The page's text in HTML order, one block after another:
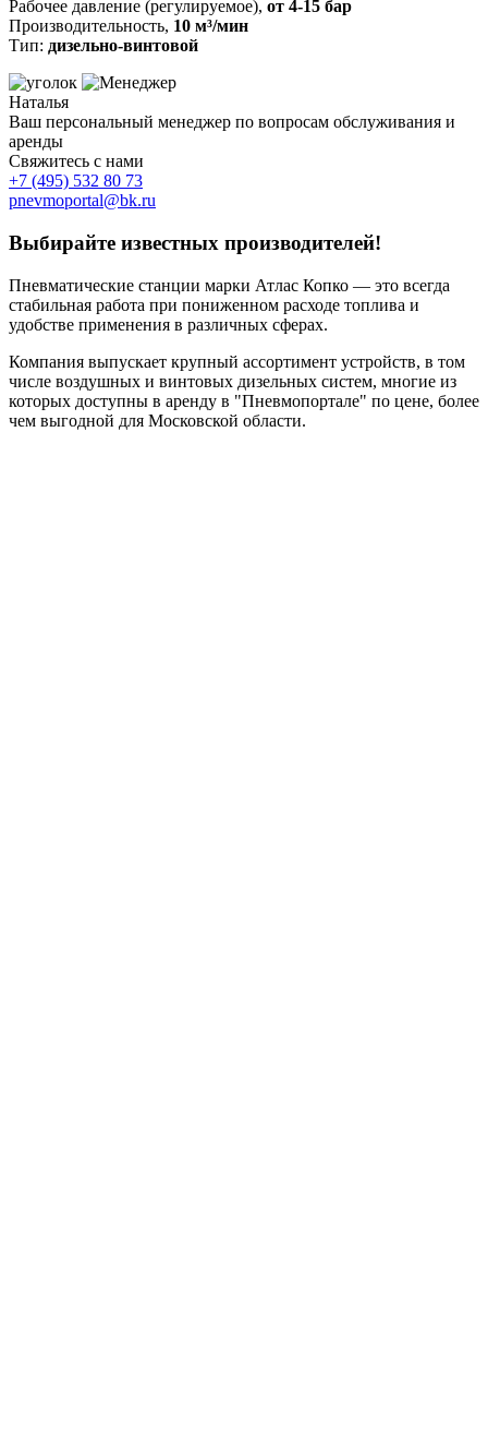
Рабочее давление (регулируемое), от 4-15 бар
Производительность, 10 м³/мин
Тип: дизельно-винтовой
Наталья
Ваш персональный менеджер по вопросам обслуживания и
аренды
Свяжитесь с нами
+7 (495) 532 80 73
pnevmoportal@bk.ru
Выбирайте известных производителей!
Пневматические станции марки Атлас Копко — это всегда
стабильная работа при пониженном расходе топлива и
удобстве применения в различных сферах.
Компания выпускает крупный ассортимент устройств, в том
числе воздушных и винтовых дизельных систем, многие из
которых доступны в аренду в "Пневмопортале" по цене, более
чем выгодной для Московской области.